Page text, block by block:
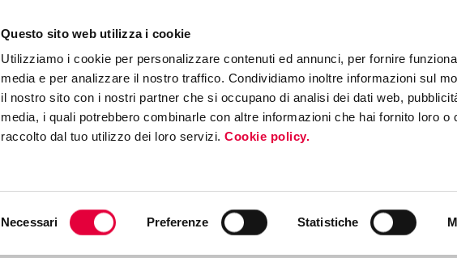
Questo sito web utilizza i cookie
Utilizziamo i cookie per personalizzare contenuti ed annunci, per fornire
media e per analizzare il nostro traffico. Condividiamo inoltre informazioni sul
il nostro sito con i nostri partner che si occupano di analisi dei dati web,
media, i quali potrebbero combinarle con altre informazioni che hai fornito loro o
raccolto dal tuo utilizzo dei loro servizi.Cookie policy.
Necessari Preferenze Statistiche